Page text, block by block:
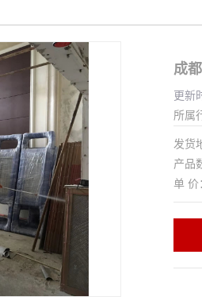
成
更新
所属
发货
产品
单 价